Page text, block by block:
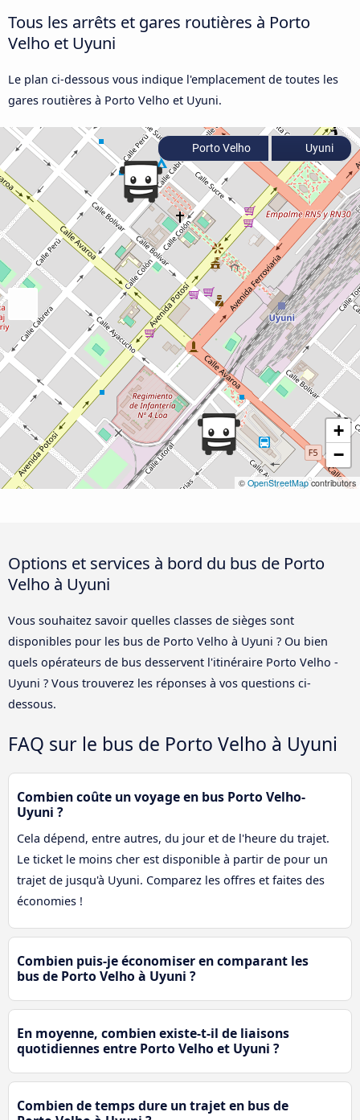
Tous les arrêts et gares routières à Porto
Velho et Uyuni
Le plan ci-dessous vous indique l'emplacement de toutes les
gares routières à Porto Velho et Uyuni.
+
−
© OpenStreetMapcontributors
Porto Velho Uyuni
Options et services à bord du bus de Porto
Velho à Uyuni
Vous souhaitez savoir quelles classes de sièges sont
disponibles pour les bus de Porto Velho à Uyuni ? Ou bien
quels opérateurs de bus desservent l'itinéraire Porto Velho -
Uyuni ? Vous trouverez les réponses à vos questions ci-
dessous.
FAQ sur le bus de Porto Velho à Uyuni
Combien coûte un voyage en bus Porto Velho-
Uyuni ?
Cela dépend, entre autres, du jour et de l'heure du trajet.
Le ticket le moins cher est disponible à partir de pour un
trajet de jusqu'à Uyuni. Comparez les offres et faites des
économies !
Combien puis-je économiser en comparant les
bus de Porto Velho à Uyuni ?
En moyenne, combien existe-t-il de liaisons
quotidiennes entre Porto Velho et Uyuni ?
Combien de temps dure un trajet en bus de